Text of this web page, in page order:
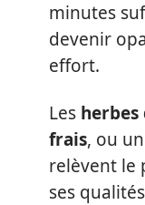
minutes
devenir
effort.
Les herbes
frais, ou
relèvent le
ses